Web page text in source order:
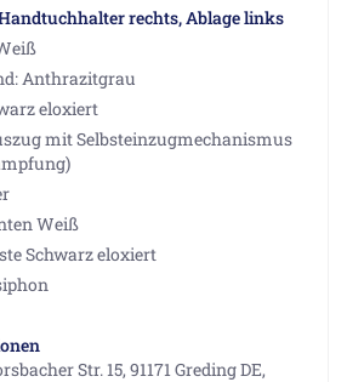
rechts, Ablage links
Anthrazitgrau
eloxiert
mit Selbsteinzugmechanismus
Weiß
Schwarz eloxiert
Str. 15, 91171 Greding DE,